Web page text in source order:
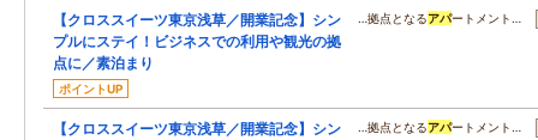
【クロススイーツ東京浅草／開業記念】シン
プルにステイ！ビジネスでの利用や観光の拠
点に／素泊まり
ポイントUP
…拠点となるアパートメント…
【クロススイーツ東京浅草／開業記念】シン
…拠点となるアパートメント…